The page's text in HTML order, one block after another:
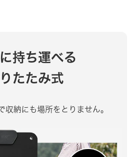
持ち運べる
たたみ式
収納にも場所をとりません。